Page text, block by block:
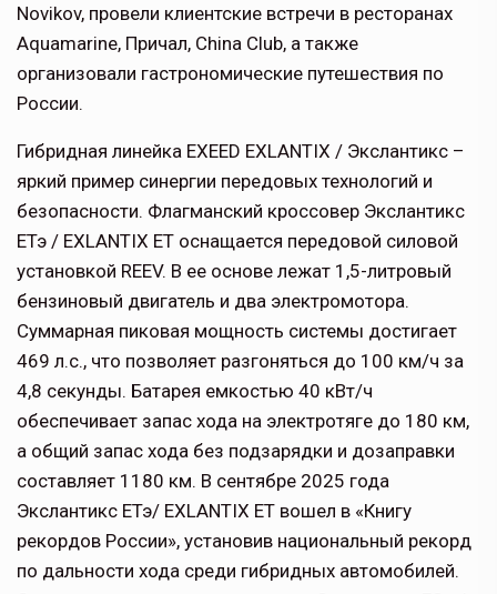
Novikov, провели клиентские встречи в ресторанах
Aquamarine, Причал, China Club, а также
организовали гастрономические путешествия по
России.
Гибридная линейка EXEED EXLANTIX / Экслантикс –
яркий пример синергии передовых технологий и
безопасности. Флагманский кроссовер Экслантикс
ЕТэ / EXLANTIX ET оснащается передовой силовой
установкой REEV. В ее основе лежат 1,5-литровый
бензиновый двигатель и два электромотора.
Суммарная пиковая мощность системы достигает
469 л.с., что позволяет разгоняться до 100 км/ч за
4,8 секунды. Батарея емкостью 40 кВт/ч
обеспечивает запас хода на электротяге до 180 км,
а общий запас хода без подзарядки и дозаправки
составляет 1180 км. В сентябре 2025 года
Экслантикс ЕТэ/ EXLANTIX ET вошел в «Книгу
рекордов России», установив национальный рекорд
по дальности хода среди гибридных автомобилей.